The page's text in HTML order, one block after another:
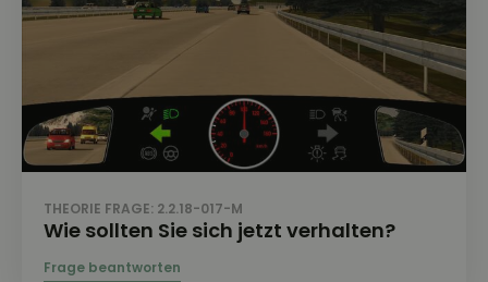
THEORIE FRAGE: 2.2.18-017-M
Wie sollten Sie sich jetzt verhalten?